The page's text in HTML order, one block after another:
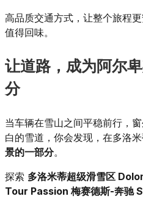
高品质交通方式，让整个旅程
值得回味。
让道路，成为阿尔
分
当车辆在雪山之间平稳前行，
白的雪道，你会发现，在多洛米
景的一部分。
探索 多洛米蒂超级滑雪区
Tour Passion 梅赛德斯-奔驰